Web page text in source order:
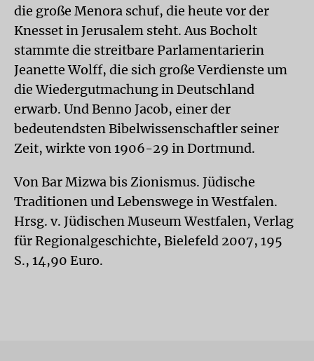
die große Menora schuf, die heute vor der
Knesset in Jerusalem steht. Aus Bocholt
stammte die streitbare Parlamentarierin
Jeanette Wolff, die sich große Verdienste um
die Wiedergutmachung in Deutschland
erwarb. Und Benno Jacob, einer der
bedeutendsten Bibelwissenschaftler seiner
Zeit, wirkte von 1906-29 in Dortmund.
Von Bar Mizwa bis Zionismus. Jüdische
Traditionen und Lebenswege in Westfalen.
Hrsg. v. Jüdischen Museum Westfalen, Verlag
für Regionalgeschichte, Bielefeld 2007, 195
S., 14,90 Euro.